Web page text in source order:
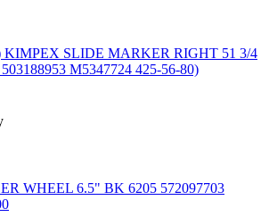
KIMPEX SLIDE MARKER RIGHT 51 3/4
M5347724 425-56-80)
WHEEL 6.5" BK 6205 572097703